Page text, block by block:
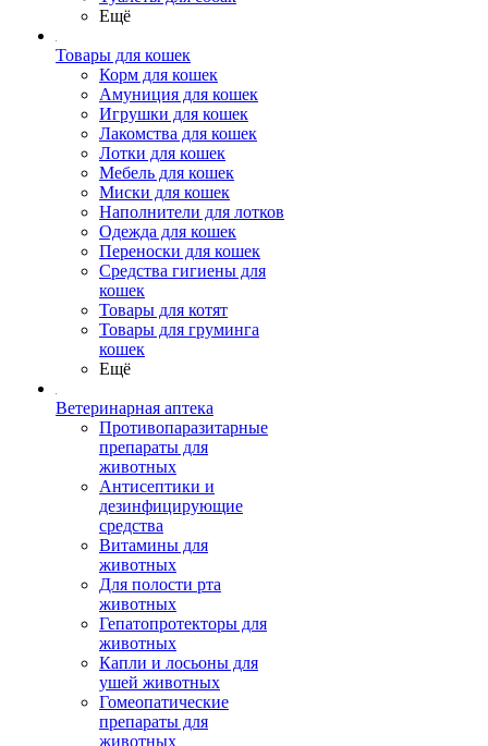
Ещё
Товары для кошек
Корм для кошек
Амуниция для кошек
Игрушки для кошек
Лакомства для кошек
Лотки для кошек
Мебель для кошек
Миски для кошек
Наполнители для лотков
Одежда для кошек
Переноски для кошек
Средства гигиены для
кошек
Товары для котят
Товары для груминга
кошек
Ещё
Ветеринарная аптека
Противопаразитарные
препараты для
животных
Антисептики и
дезинфицирующие
средства
Витамины для
животных
Для полости рта
животных
Гепатопротекторы для
животных
Капли и лосьоны для
ушей животных
Гомеопатические
препараты для
животных